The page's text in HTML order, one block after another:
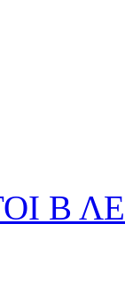
Β